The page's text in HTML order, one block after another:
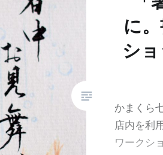
に
シ
かまくら
店内を利
ワークシ